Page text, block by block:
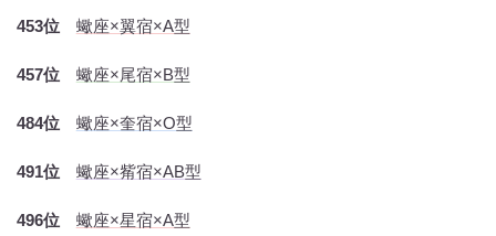
453位 蠍座×翼宿×A型
457位 蠍座×尾宿×B型
484位 蠍座×奎宿×O型
491位 蠍座×觜宿×AB型
496位 蠍座×星宿×A型